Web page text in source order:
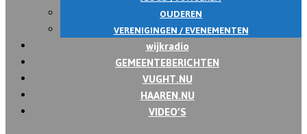
OUDEREN
VERENIGINGEN / EVENEMENTEN
wijkradio
GEMEENTEBERICHTEN
VUGHT.NU
HAAREN.NU
VIDEO’S